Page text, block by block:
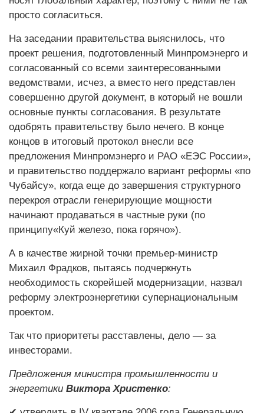
просто согласиться.
На заседании правительства выяснилось, что
проект решения, подготовленный Минпромэнерго и
согласованный со всеми заинтересованными
ведомствами, исчез, а вместо него представлен
совершенно другой документ, в который не вошли
основные пункты согласования. В результате
одобрять правительству было нечего. В конце
концов в итоговый протокол внесли все
предложения Минпромэнерго и РАО «ЕЭС России»,
и правительство поддержало вариант реформы «по
Чубайсу», когда еще до завершения структурного
перекроя отрасли генерирующие мощности
начинают продаваться в частные руки (по
принципу«Куй железо, пока горячо»).
А в качестве жирной точки премьер-министр
Михаил Фрадков, пытаясь подчеркнуть
необходимость скорейшей модернизации, назвал
реформу электроэнергетики супернациональным
проектом.
Так что приоритеты расставлены, дело — за
инвесторами.
Предложения министра промышленности и
энергетики Виктора Христенко: